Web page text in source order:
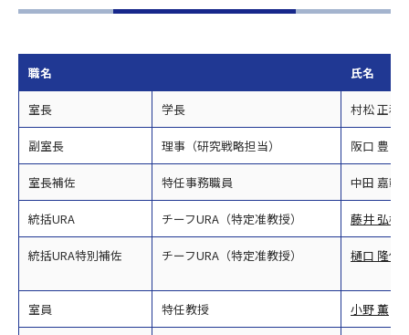
職名 氏名
室長 学長 村松 正和
副室長 理事（研究戦略担当） 阪口 豊
室長補佐 特任事務職員 中田 嘉範
統括URA チーフURA（特定准教授） 藤井 弘樹
統括URA特別補佐 チーフURA（特定准教授） 樋口 隆信
室員 特任教授 小野 薫